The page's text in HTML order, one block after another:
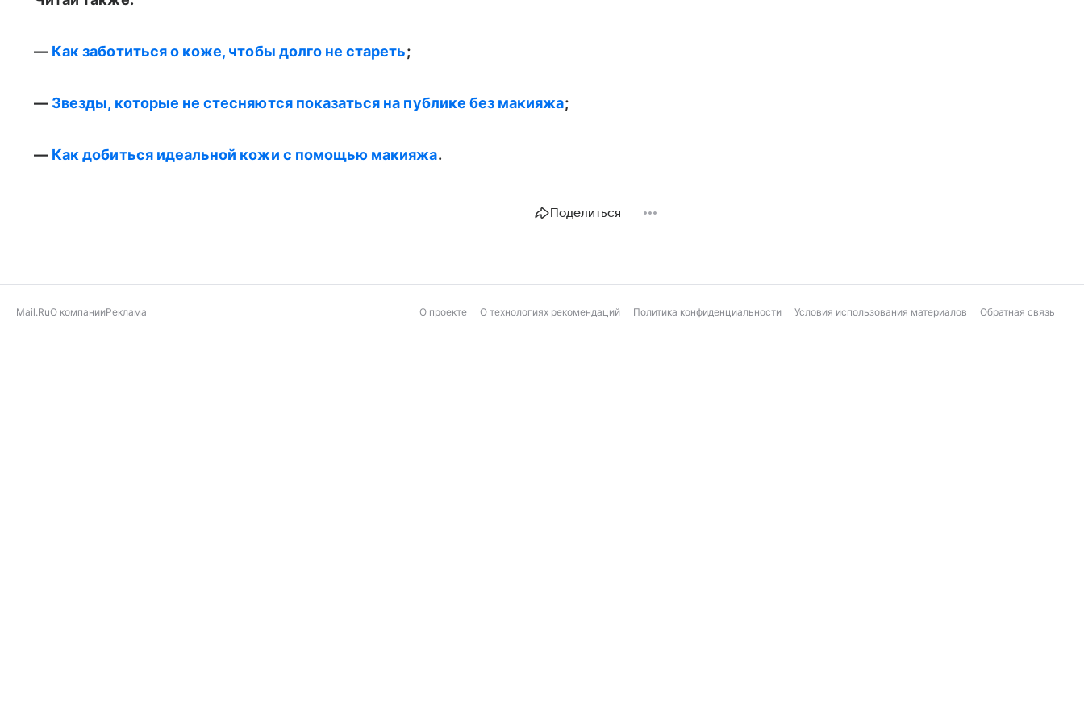
— Как заботиться о коже, чтобы долго не стареть;
— Звезды, которые не стесняются показаться на публике без макияжа;
— Как добиться идеальной кожи с помощью макияжа.
Поделиться
Mail.RuО компанииРеклама О проекте О технологиях рекомендаций Политика конфиденциальности Условия использования материалов Обратная связь